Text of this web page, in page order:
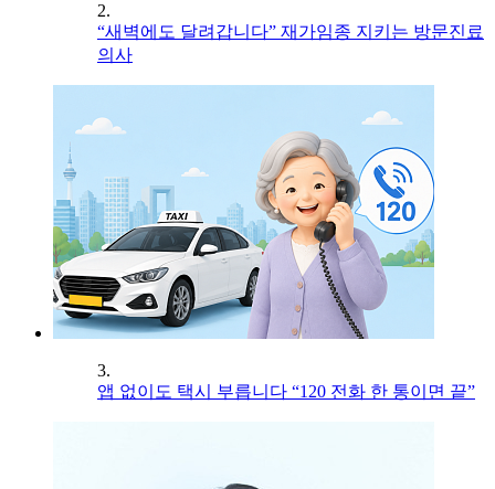
2.
“새벽에도 달려갑니다” 재가임종 지키는 방문진료
의사
3.
앱 없이도 택시 부릅니다 “120 전화 한 통이면 끝”